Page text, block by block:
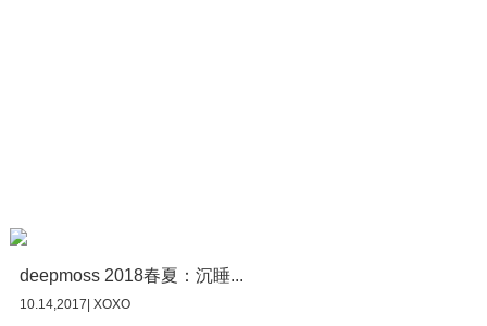
deepmoss 2018春夏：沉睡...
10.14,2017| XOXO